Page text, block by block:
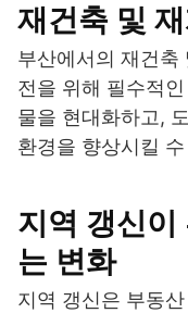
재건축 및
부산에서의 재건축
전을 위해 필수적
물을 현대화하고,
환경을 향상시킬
지역 갱신이
는 변화
지역 갱신은 부동